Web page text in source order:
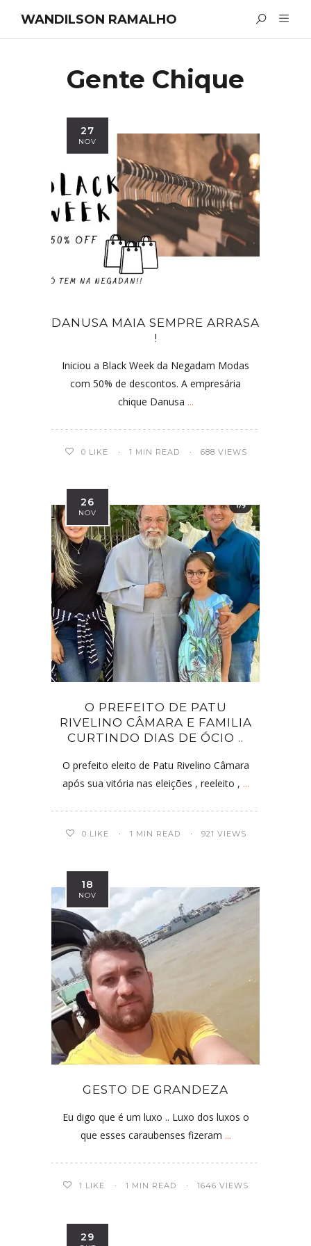
WANDILSON RAMALHO
Gente Chique
27
NOV
DANUSA MAIA SEMPRE ARRASA
!
Iniciou a Black Week da Negadam Modas
com 50% de descontos. A empresária
chique Danusa ...
0 LIKE 1 MIN READ 688 VIEWS
26
NOV
O PREFEITO DE PATU
RIVELINO CÂMARA E FAMILIA
CURTINDO DIAS DE ÓCIO ..
O prefeito eleito de Patu Rivelino Câmara
após sua vitória nas eleições , reeleito , ...
0 LIKE 1 MIN READ 921 VIEWS
18
NOV
GESTO DE GRANDEZA
Eu digo que é um luxo .. Luxo dos luxos o
que esses caraubenses fizeram ...
1 LIKE 1 MIN READ 1646 VIEWS
29